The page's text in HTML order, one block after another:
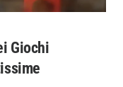
Giochi